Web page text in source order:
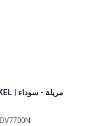
BERKEL | مريلة - سوداء
DV7700N